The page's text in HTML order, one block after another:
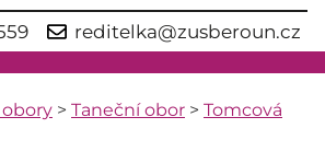
reditelka@zusberoun.cz
> Taneční obor > Tomcová